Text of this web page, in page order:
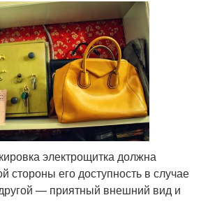
электрощитка должна
стороны его доступность в случае
— приятный внешний вид и